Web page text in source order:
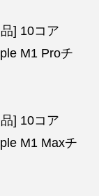
] 10コア
M1 Proチ
] 10コア
M1 Maxチ